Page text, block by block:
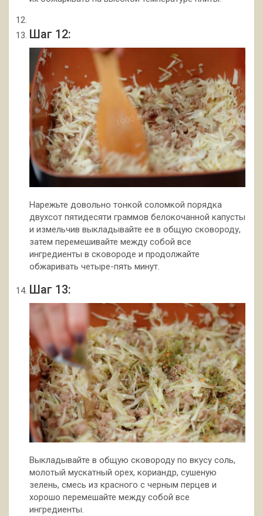
Шаг 12:
Нарежьте довольно тонкой соломкой порядка
двухсот пятидесяти граммов белокочанной капусты
и измельчив выкладывайте ее в общую сковороду,
затем перемешивайте между собой все
ингредиенты в сковороде и продолжайте
обжаривать четыре-пять минут.
Шаг 13:
Выкладывайте в общую сковороду по вкусу соль,
молотый мускатный орех, кориандр, сушеную
зелень, смесь из красного с черным перцев и
хорошо перемешайте между собой все
ингредиенты.